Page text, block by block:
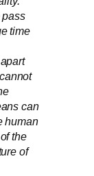
pass
time
cannot
can
human
the
of